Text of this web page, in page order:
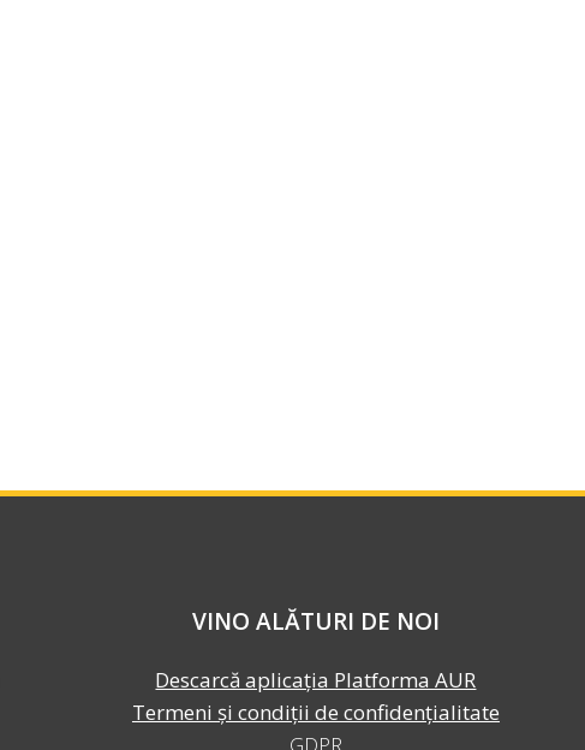
VINO ALĂTURI DE NOI
Descarcă aplicația Platforma AUR
Termeni și condiții de confidențialitate